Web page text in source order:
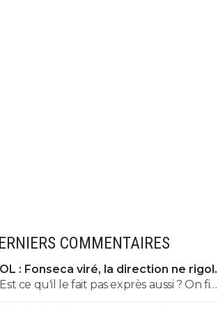
COMMENTAIRES
OL : Fonseca viré, la direction ne
plus
Est ce qu'il le fait pas exprès aussi ? On fini
par se demander. Même si on peux se